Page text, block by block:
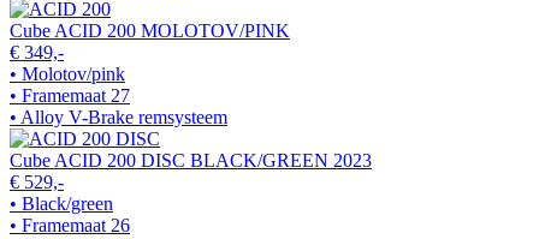
Cube ACID 200 MOLOTOV/PINK
€ 349,-
• Molotov/pink
• Framemaat 27
• Alloy V-Brake remsysteem
Cube ACID 200 DISC BLACK/GREEN 2023
€ 529,-
• Black/green
• Framemaat 26